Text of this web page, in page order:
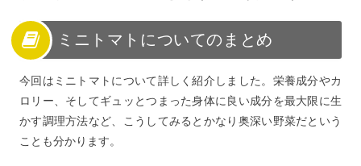
ミニトマトについてのまとめ
今回はミニトマトについて詳しく紹介しました。栄養成分やカ
ロリー、そしてギュッとつまった身体に良い成分を最大限に生
かす調理方法など、こうしてみるとかなり奥深い野菜だという
ことも分かります。